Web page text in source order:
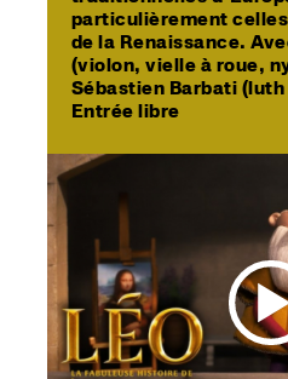
particulièrement
de la Renaissance.
(violon, vielle à roue,
Sébastien Barbati
Entrée libre